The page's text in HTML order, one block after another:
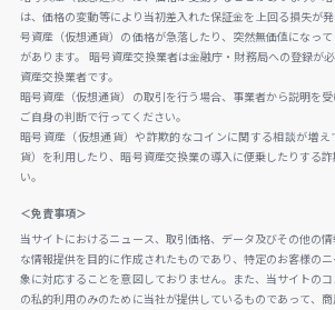
は、価格の変動等により当初差入れた保証金を上回る損失が
号資産（仮想通貨）の価格が急落したり、突然無価値になっ
があります。 暗号資産交換業者は金融庁・財務局への登録が
資産交換業者です。
暗号資産（仮想通貨）の取引を行う場合、事業者から説明を受
ご自身の判断で行ってください。
暗号資産（仮想通貨）や詐欺的なコインに関する相談が増
貨）を利用したり、暗号資産交換業の導入に便乗したりする
い。
＜免責事項＞
当サイトにおけるニュース、取引価格、データ及びその他の
な情報提供を目的に作成されたものであり、特定のお客様の
象に対応することを意図しておりません。また、当サイトの
の私的利用のみのために当社が提供しているものであって、